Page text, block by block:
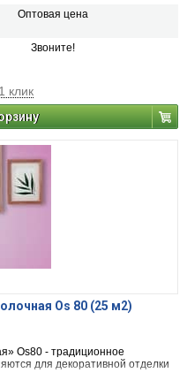
Оптовая цена
Звоните!
клик
Os 80 (25 м2)
Os80 - традиционное
для декоративной отделки